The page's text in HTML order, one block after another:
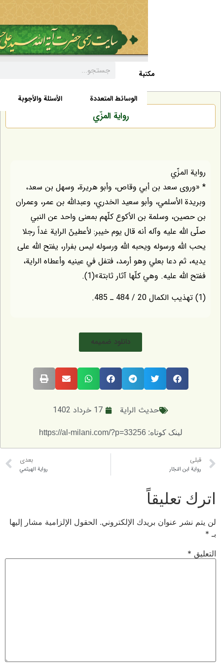
الأخبار السيرة الذاتية
الأسئلة والأجوبة الوسائط المتعددة
سعد بن أبي وقاص، وأبو هريرة، وسهل بن سعد،
وأبو سعيد الخدري، وعبداللّه بن عمر، وعمران
وسلمة بن الأكوع كلّهم بمعنى واحد عن النبي
عليه وآله أنه قال يوم خيبر: لأعطينّ الراية غداً رجلا
ورسوله ويحبه اللّه ورسوله ليس بفرار، يفتح اللّه على
دعا بعلي وهو أرمد، فتفل في عينيه وأعطاه الراية،
عليه. وهي كلّها آثار ثابتة»(1).
دانلود ضمیمه
حديث الراية 17 خرداد 1402
عنوان بريدك الإلكتروني. الحقول الإلزامية مشار إليها